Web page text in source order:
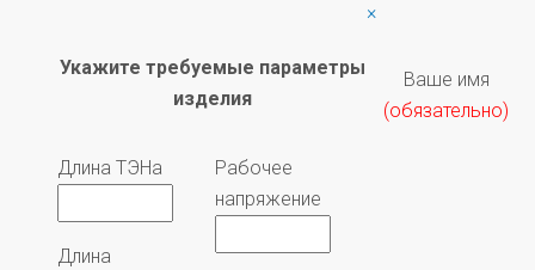
Укажите требуемые параметры
изделия
Длина ТЭНа
Длина
Рабочее
напряжение
×
Ваше имя
(обязательно)